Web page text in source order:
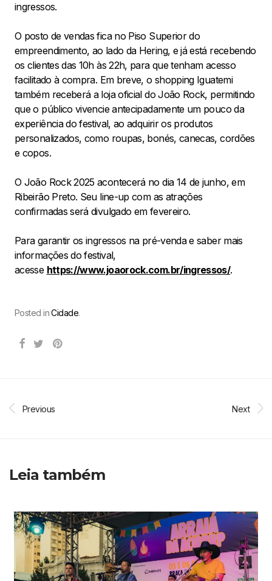
ingressos.
O posto de vendas fica no Piso Superior do
empreendimento, ao lado da Hering, e já está recebendo
os clientes das 10h às 22h, para que tenham acesso
facilitado à compra. Em breve, o shopping Iguatemi
também receberá a loja oficial do João Rock, permitindo
que o público vivencie antecipadamente um pouco da
experiência do festival, ao adquirir os produtos
personalizados, como roupas, bonés, canecas, cordões
e copos.
O João Rock 2025 acontecerá no dia 14 de junho, em
Ribeirão Preto. Seu line-up com as atrações
confirmadas será divulgado em fevereiro.
Para garantir os ingressos na pré-venda e saber mais
informações do festival,
acesse https://www.joaorock.com.br/ingressos/.
Posted inCidade.
Previous Next
Leia também